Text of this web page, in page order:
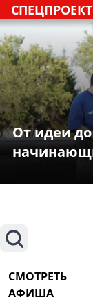
СПЕЦПРОЕКТ
От идеи
Поиск
СМОТРЕТЬ
АФИША